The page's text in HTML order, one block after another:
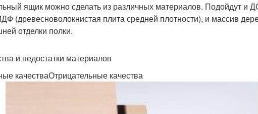
ящик можно сделать из различных материалов. Подойдут и
(древесноволокнистая плита средней плотности), и массив
отделки полки.
и недостатки материалов
качестваОтрицательные качества